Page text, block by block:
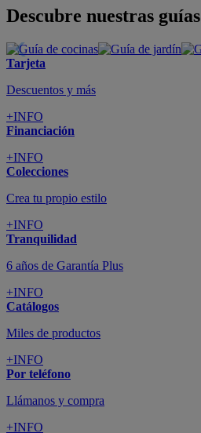
Descubre nuestras guías
Tarjeta
Descuentos y más
+INFO
Financiación
+INFO
Colecciones
Crea tu propio estilo
+INFO
Tranquilidad
6 años de Garantía Plus
+INFO
Catálogos
Miles de productos
+INFO
Por teléfono
Llámanos y compra
+INFO